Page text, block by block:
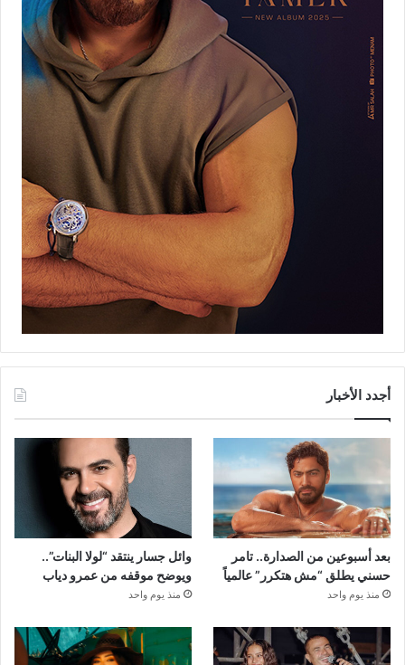
أجدد الأخبار
بعد أسبوعين من الصدارة.. تامر
حسني يطلق “مش هتكرر” عالمياً
منذ يوم واحد
وائل جسار ينتقد “لولا البنات”..
ويوضح موقفه من عمرو دياب
منذ يوم واحد